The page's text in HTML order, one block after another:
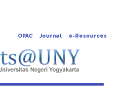
OPAC Journal e-Resources